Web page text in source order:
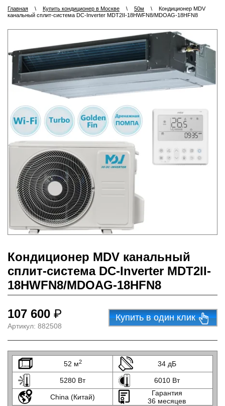
Главная \ Купить кондиционер в Москве \ 50м \
Кондиционер MDV
канальный сплит-система DC-Inverter MDT2II-18HWFN8/MDOAG-18HFN8
Кондиционер MDV канальный
сплит-система DC-Inverter MDT2II-
18HWFN8/MDOAG-18HFN8
107 600 ₽
Артикул: 882508
Купить в один клик
52 м2 34 дБ
5280 Вт 6010 Вт
China (Китай)
Гарантия
36 месяцев